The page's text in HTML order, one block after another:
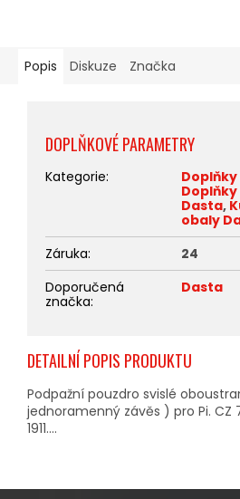
Popis Diskuze Značka
DETAILNÍ POPIS PRODUKTU
Podpažní pouzdro svislé
jednoramenný závěs ) pro Pi. CZ
1911....
DOPLŇKOVÉ PARAMETRY
Kategorie:
Dasta,
obaly
Záruka:
24
Doporučená
značka:
Dasta